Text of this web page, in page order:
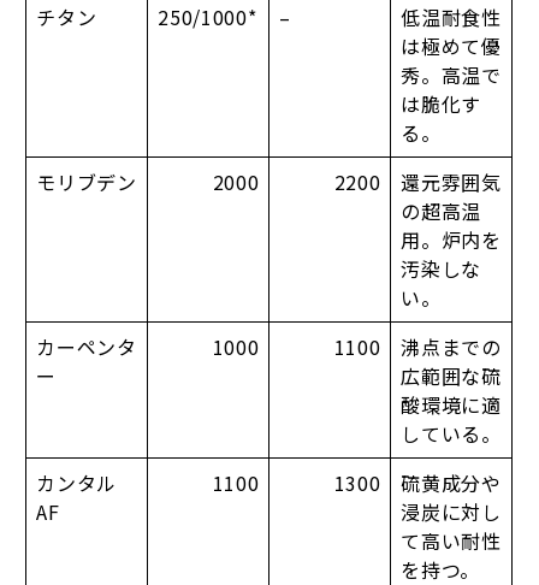
チタン
250/1000* –
低温耐食性
は極めて優
秀。高温で
は脆化す
る。
モリブデン
2000 2200
還元雰囲気
の超高温
用。炉内を
汚染しな
い。
カーペンタ
ー
1000 1100
沸点までの
広範囲な硫
酸環境に適
している。
カンタル
AF
1100 1300
硫黄成分や
浸炭に対し
て高い耐性
を持つ。